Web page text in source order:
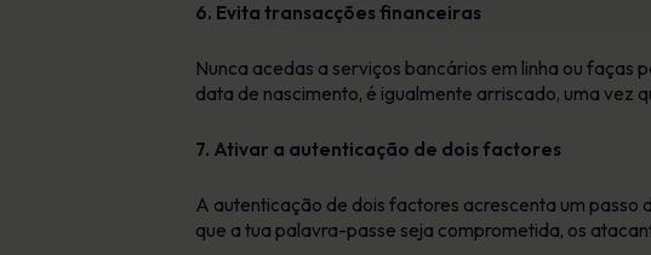
6. Evita transacções financeiras
Nunca acedas a serviços bancários em linha ou faças
data de nascimento, é igualmente arriscado, uma
7. Ativar a autenticação de dois factores
A autenticação de dois factores acrescenta um passo
que a tua palavra-passe seja comprometida, os